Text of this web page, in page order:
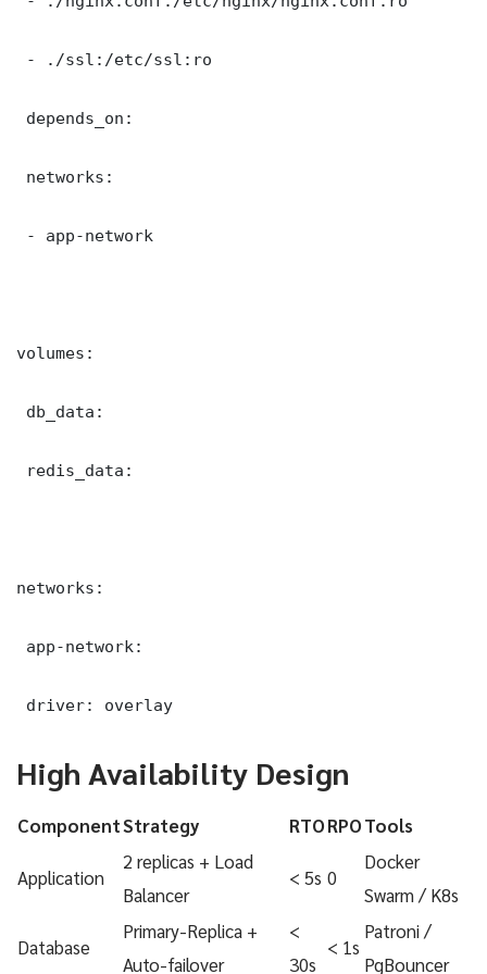
- ./ssl:/etc/ssl:ro
depends_on:
networks:
- app-network
volumes:
db_data:
redis_data:
networks:
app-network:
driver: overlay
High Availability Design
ComponentStrategy RTORPOTools
Application
2 replicas + Load
Balancer
< 5s 0
Docker
Swarm / K8s
Database
Primary-Replica +
Auto-failover
<
30s
< 1s
Patroni /
PgBouncer